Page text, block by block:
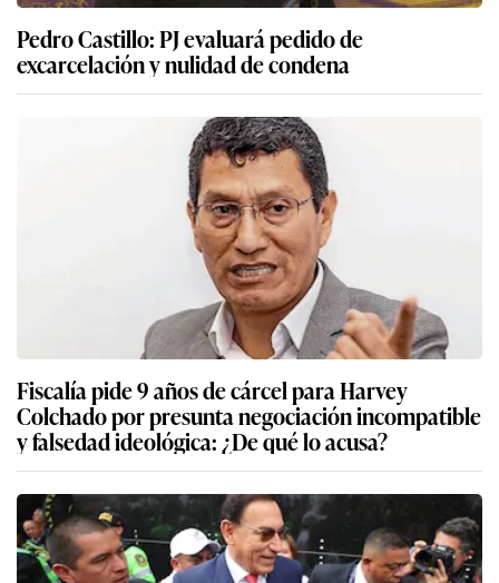
Pedro Castillo: PJ evaluará pedido de
excarcelación y nulidad de condena
Fiscalía pide 9 años de cárcel para Harvey
Colchado por presunta negociación incompatible
y falsedad ideológica: ¿De qué lo acusa?